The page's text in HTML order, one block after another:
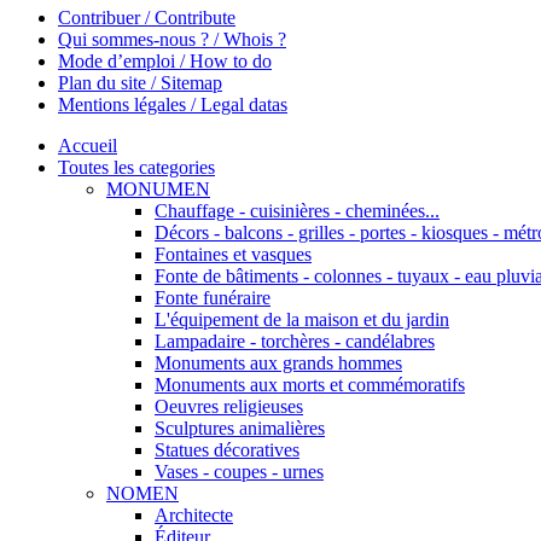
Contribuer / Contribute
Qui sommes-nous ? / Whois ?
Mode d’emploi / How to do
Plan du site / Sitemap
Mentions légales / Legal datas
Accueil
Toutes les categories
MONUMEN
Chauffage - cuisinières - cheminées...
Décors - balcons - grilles - portes - kiosques -
Fontaines et vasques
Fonte de bâtiments - colonnes - tuyaux - eau
Fonte funéraire
L'équipement de la maison et du jardin
Lampadaire - torchères - candélabres
Monuments aux grands hommes
Monuments aux morts et commémoratifs
Oeuvres religieuses
Sculptures animalières
Statues décoratives
Vases - coupes - urnes
NOMEN
Architecte
Éditeur